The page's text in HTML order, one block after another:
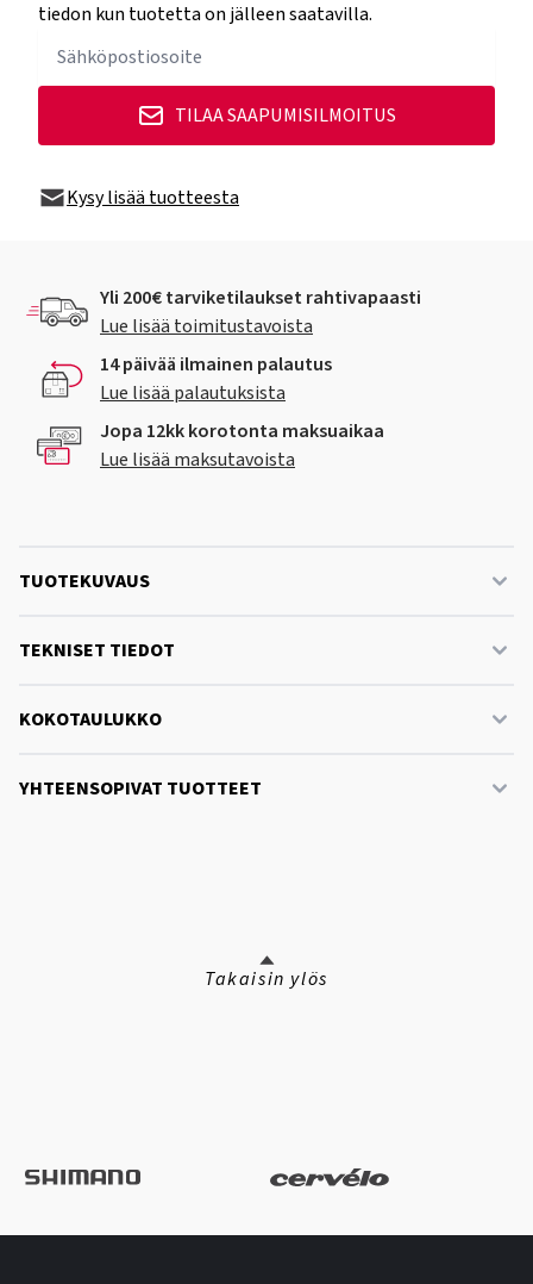
tiedon kun tuotetta on jälleen saatavilla.
TILAA SAAPUMISILMOITUS
Kysy lisää tuotteesta
Yli 200€ tarviketilaukset rahtivapaasti
Lue lisää toimitustavoista
14 päivää ilmainen palautus
Lue lisää palautuksista
Jopa 12kk korotonta maksuaikaa
Lue lisää maksutavoista
TUOTEKUVAUS
TEKNISET TIEDOT
KOKOTAULUKKO
YHTEENSOPIVAT TUOTTEET
Takaisin ylös